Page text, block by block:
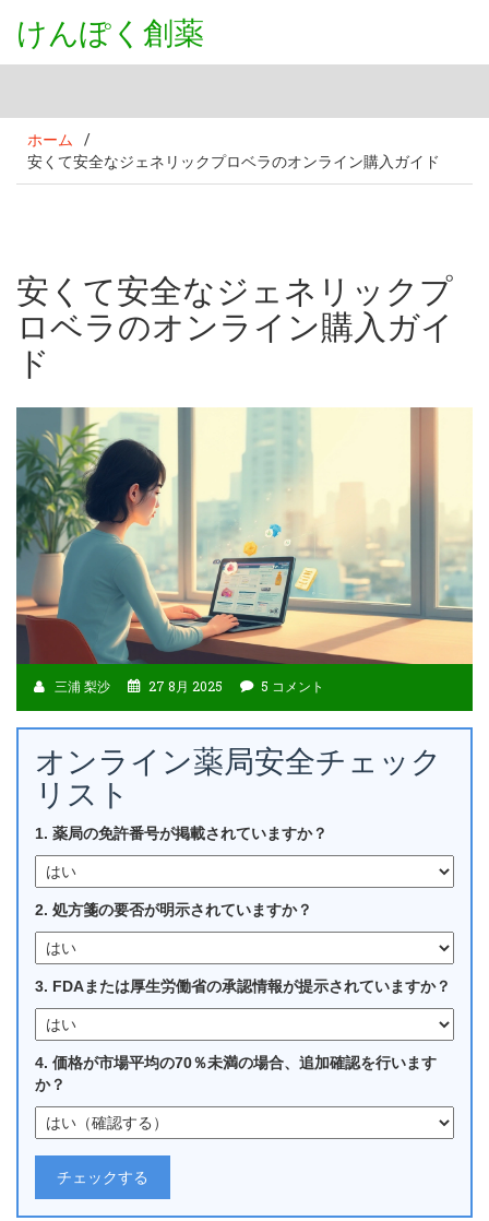
けんぽく創薬
ホーム /
安くて安全なジェネリックプロベラのオンライン購入ガイド
安くて安全なジェネリックプ
ロベラのオンライン購入ガイ
ド
三浦 梨沙 27 8月 2025 5 コメント
オンライン薬局安全チェック
リスト
1. 薬局の免許番号が掲載されていますか？
2. 処方箋の要否が明示されていますか？
3. FDAまたは厚生労働省の承認情報が提示されていますか？
4. 価格が市場平均の70％未満の場合、追加確認を行います
か？
チェックする